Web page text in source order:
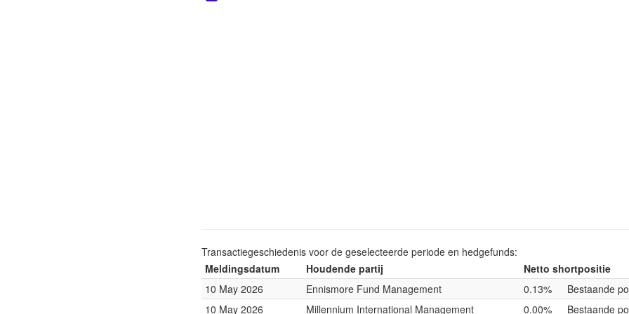
Transactiegeschiedenis voor de geselecteerde periode en hedgefunds:
Meldingsdatum
Houdende partij
Netto shortpositie
10 May 2026
Ennismore Fund Management 0.13%
Bestaande
10 May 2026
Millennium International Management 0.00% Bestaande